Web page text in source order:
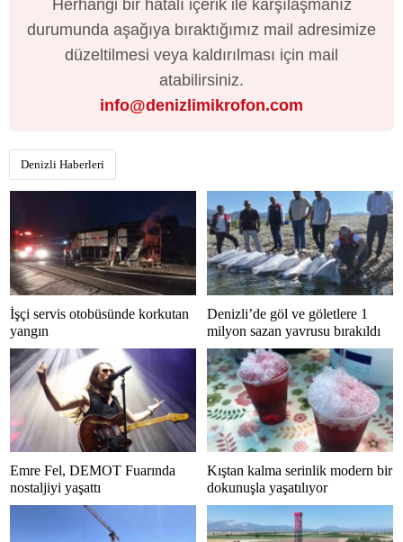
Herhangi bir hatalı içerik ile karşılaşmanız
durumunda aşağıya bıraktığımız mail adresimize
düzeltilmesi veya kaldırılması için mail
atabilirsiniz.
info@denizlimikrofon.com
Denizli Haberleri
İşçi servis otobüsünde korkutan
yangın
Denizli’de göl ve göletlere 1
milyon sazan yavrusu bırakıldı
Emre Fel, DEMOT Fuarında
nostaljiyi yaşattı
Kıştan kalma serinlik modern bir
dokunuşla yaşatılıyor